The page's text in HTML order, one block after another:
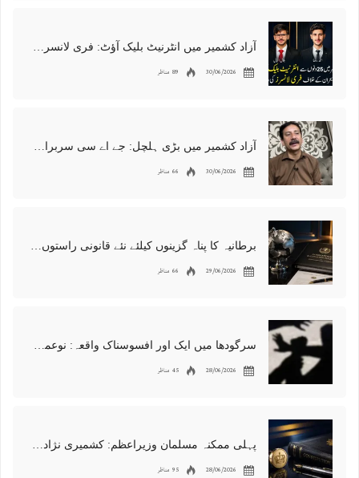
آزاد کشمیر میں انٹرنیٹ بلیک آؤٹ: فری لانسرز کا معاشی قتل، احتجاج شروع
30/06/2026 89 مناظر
آزاد کشمیر میں بڑی ہلچل: جے اے سی سربراہ شوکت نواز میر کی گرفتاری، دھرنا جاری
30/06/2026 66 مناظر
برطانیہ کا پناہ گزینوں کیلئے نئے قانونی راستوں اور اسپانسر شپ نظام کا اعلان
29/06/2026 66 مناظر
سرگودھا میں ایک اور افسوسناک واقعہ: نوعمر لڑکے سے مبینہ زیادتی، مقدمہ درج
28/06/2026 45 مناظر
پہلی ممکنہ مسلمان وزیراعظم: کشمیری نژاد شبانہ محمود برطانیہ میں مقبول
28/06/2026 95 مناظر